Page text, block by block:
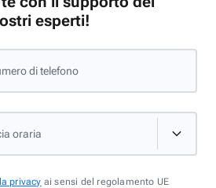
esperti!
di telefono
oraria
privacy ai sensi del regolamento UE